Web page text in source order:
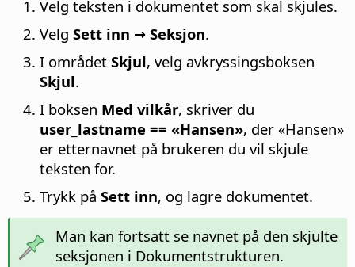
Velg teksten i dokumentet som skal skjules.
Velg Sett inn → Seksjon.
I området Skjul, velg avkryssingsboksen
Skjul.
I boksen Med vilkår, skriver du
user_lastname == «Hansen», der «Hansen»
er etternavnet på brukeren du vil skjule
teksten for.
Trykk på Sett inn, og lagre dokumentet.
Man kan fortsatt se navnet på den skjulte
seksjonen i Dokumentstrukturen.